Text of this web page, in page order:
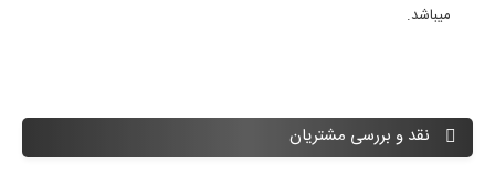
میباشد.
نقد و بررسی مشتریان